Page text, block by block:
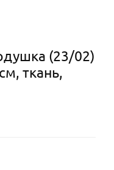
(23/02)
ткань,